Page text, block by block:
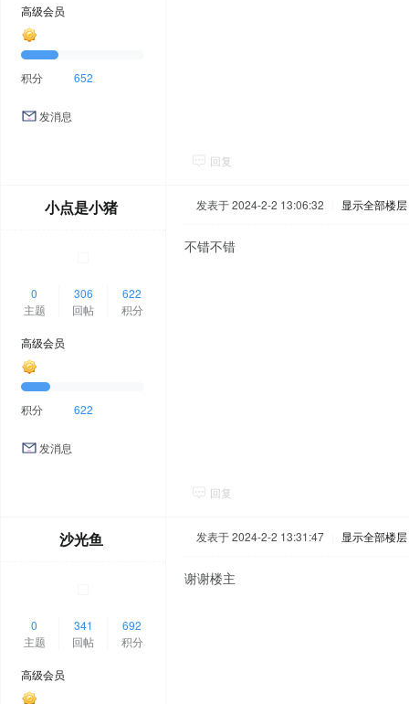
高级会员
积分 652
发消息
回复
小点是小猪
0
主题
306
回帖
622
积分
高级会员
积分 622
发消息
发表于 2024-2-2 13:06:32 显示全部楼层
不错不错
回复
沙光鱼
0
主题
341
回帖
692
积分
高级会员
发表于 2024-2-2 13:31:47 显示全部楼层
谢谢楼主